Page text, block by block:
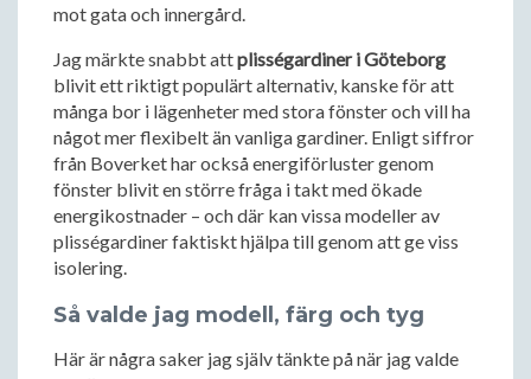
mot gata och innergård.
Jag märkte snabbt attplisségardiner i Göteborg
blivit ett riktigt populärt alternativ, kanske för att
många bor i lägenheter med stora fönster och vill ha
något mer flexibelt än vanliga gardiner. Enligt siffror
från Boverket har också energiförluster genom
fönster blivit en större fråga i takt med ökade
energikostnader – och där kan vissa modeller av
plisségardiner faktiskt hjälpa till genom att ge viss
isolering.
Så valde jag modell, färg och tyg
Här är några saker jag själv tänkte på när jag valde